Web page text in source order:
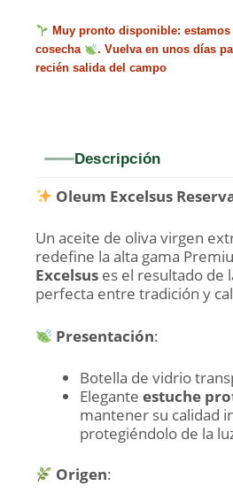
Muy pronto disponible:
cosecha
. Vuelva en unos días
recién salida del campo
Descripción
Oleum Excelsus
Un aceite de oliva virgen
redefine la alta gama
Excelsus es el resultado de
perfecta entre tradición y
Presentación:
Botella de vidrio
Elegante estuche
mantener su calidad
protegiéndolo de la
Origen: